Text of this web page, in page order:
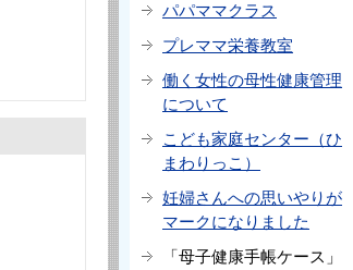
パパママクラス
プレママ栄養教室
働く女性の母性健康管理
について
こども家庭センター（ひ
まわりっこ）
妊婦さんへの思いやりが
マークになりました
「母子健康手帳ケース」